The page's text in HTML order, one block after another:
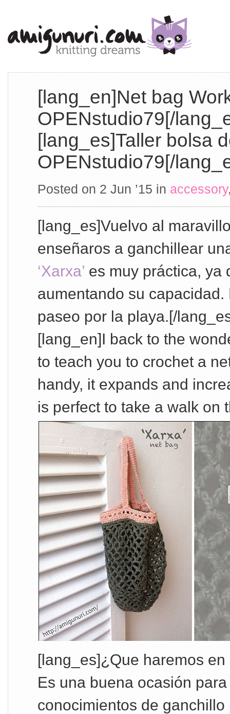
[lang_en]Net bag
OPENstudio79[/
[lang_es]Taller bolsa
OPENstudio79[/
Posted on 2 Jun ’15 in accessory
[lang_es]Vuelvo al
enseñaros a ganchillear
‘Xarxa’ es muy práctica, ya
aumentando su
paseo por la playa.[/
[lang_en]I back to the
to teach you to crochet a
handy, it expands and
is perfect to take a walk on
[lang_es]¿Que haremos
Es una buena ocasión
conocimientos de ganchillo